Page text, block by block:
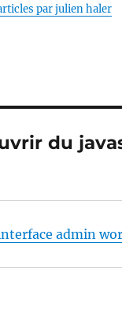
par julien haler
du
admin